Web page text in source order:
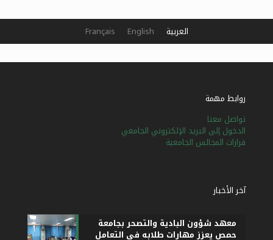
روابط مهمة
تواصل معنا
الدخول إلى البريد الإلكتروني الجامعي
قرارات المجالس الجامعية
آخر الأخبار
معهد شؤون البادية والتصحر بجامعة
حمص يعزز مهارات طلابه في التعامل
العربية English
Français